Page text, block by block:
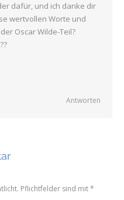
dafür, und ich danke dir
wertvollen Worte und
Oscar Wilde-Teil?
Antworten
Pflichtfelder sind mit*